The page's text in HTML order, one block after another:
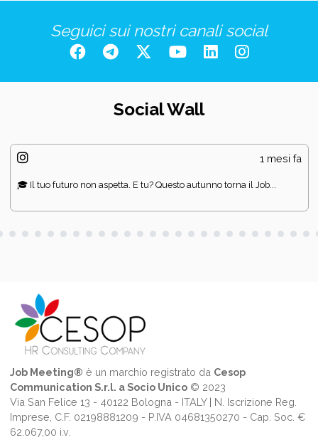
Seguici sui nostri canali social
Social Wall
1 mesi fa
🎓 Il tuo futuro non aspetta. E tu? Questo autunno torna il Job...
Job Meeting® è un marchio registrato da Cesop
Communication S.r.l. a Socio Unico© 2023
Via San Felice 13 - 40122 Bologna - ITALY | N. Iscrizione Reg.
Imprese, C.F. 02198881209 - P.IVA 04681350270 - Cap. Soc. €
62.067,00 i.v.